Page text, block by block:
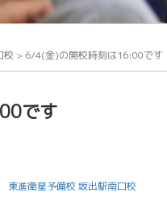
校 > 6/4(金)の開校時刻は16:00です
です
東進衛星予備校 坂出駅南口校